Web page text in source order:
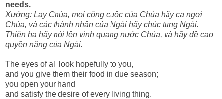
needs.
Xướng: Lạy Chúa, mọi công cuộc của Chúa hãy ca ngợi
Chúa, và các thánh nhân của Ngài hãy chúc tụng Ngài.
Thiên hạ hãy nói lên vinh quang nước Chúa, và hãy đề cao
quyền năng của Ngài.
The eyes of all look hopefully to you,
and you give them their food in due season;
you open your hand
and satisfy the desire of every living thing.